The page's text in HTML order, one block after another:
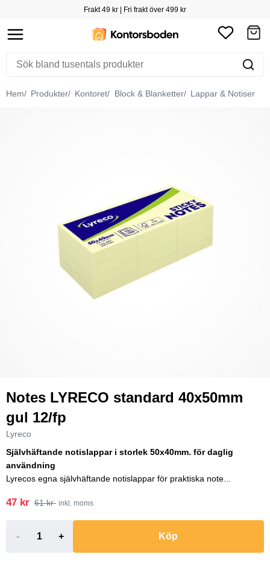
Frakt 49 kr | Fri frakt över 499 kr
Hem Produkter Kontoret Block & Blanketter Lappar & Notiser
Notes LYRECO standard 40x50mm
gul 12/fp
Lyreco
Självhäftande notislappar i storlek 50x40mm. för daglig
användning
Lyrecos egna självhäftande notislappar för praktiska note...
47 kr 61 kr inkl. moms
- + Köp